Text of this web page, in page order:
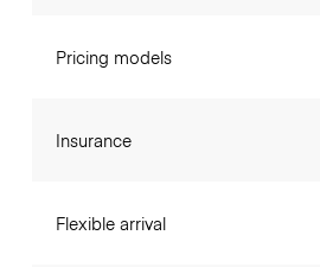
Pricing models
Insurance
Flexible arrival